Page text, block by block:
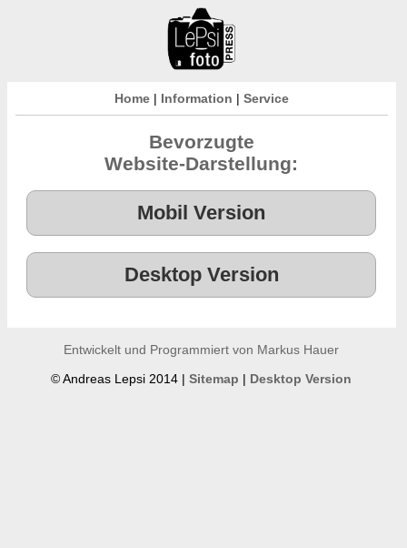
Home| Information | Service
Bevorzugte
Website-Darstellung:
Entwickelt und Programmiert von Markus Hauer
© Andreas Lepsi 2014 |Sitemap | Desktop Version